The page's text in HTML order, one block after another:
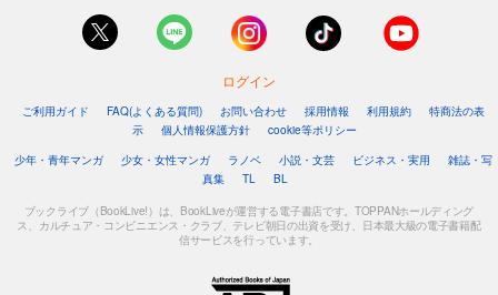
ログイン
ご利用ガイド FAQ(よくある質問) お問い合わせ 採用情報 利用規約
特商法の表
示
個人情報保護方針
cookie等ポリシー
少年・青年マンガ
少女・女性マンガ ラノベ 小説・文芸 ビジネス・実用
雑誌・写
真集
TL BL
ブックライブ（BookLive!）は、BookLiveが運営する電子書店です。TOPPANホールディング
ス、カルチュア・コンビニエンス・クラブ、テレビ朝日の出資を受け、日本最大級の電子書籍配
信サービスを行っています。